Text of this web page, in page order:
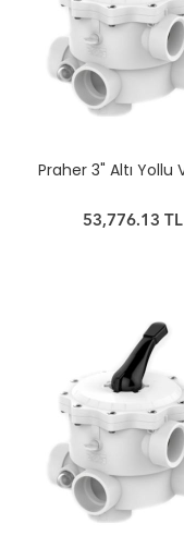
Praher 3" Altı Yollu
53,776.13 TL